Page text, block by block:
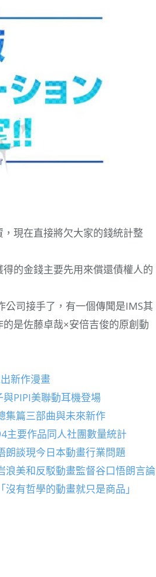
現在直接將欠大家的錢統計整
的金錢主要先用來償還債權人的
司接手了，有一個傳聞是IMS其
是佐藤卓哉×安倍吉俊的原創動
新作漫畫
PIPI美聯動耳機登場
集篇三部曲與未來新作
主要作品同人社團數量統計
朗談現今日本動畫行業問題
浪美和反駁動畫監督谷口悟朗言論
有哲學的動畫就只是商品」